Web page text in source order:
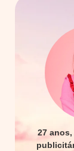
27 anos,